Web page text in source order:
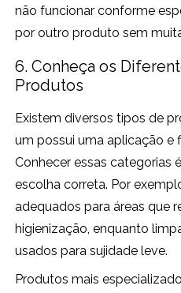
não funcionar conforme
por outro produto sem
6. Conheça os
Produtos
Existem diversos tipos de
um possui uma aplicação e
Conhecer essas categorias
escolha correta. Por
adequados para áreas que
higienização, enquanto
usados para sujidade leve.
Produtos mais